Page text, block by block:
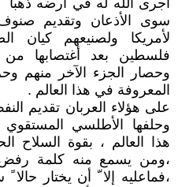
أجرى الله له في ارضه ذهبا
سوى الأذعان وتقديم صنوف
لأمريكا ولصنيعهم كيان
فلسطين بعد أغتصابها من
وحصار الجزء الآخر منهم
المعروفة في هذا العالم .
على هؤلاء العربان تقديم
وحلفها الأطلسي
هذا العالم ، بقوة السلاح
،ومن يسمع منه كلمة رفض
،فماعليه إلا ّ أن يختار